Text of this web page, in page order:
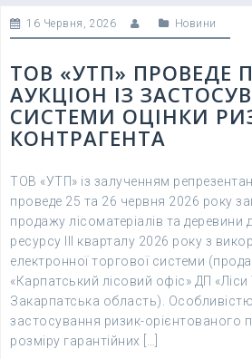
16 Червня, 2026 Новини
ТОВ «УТП» ПРОВЕДЕ
АУКЦІОН ІЗ
СИСТЕМИ ОЦІНКИ
КОНТРАГЕНТА
ТОВ «УТП» із залученням
проведе 25 та 26 червня 2026 року
продажу лісоматеріалів та деревини
ресурсу III кварталу 2026 року з
електронної торгової системи
«Карпатський лісовий офіс» ДП «Ліси
Закарпатська область). Особливістю
застосування ризик-орієнтованого
розміру гарантійних […]